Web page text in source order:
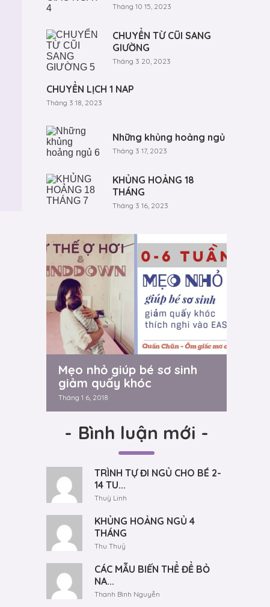
Tháng 10 15, 2023
CHUYỂN TỪ CŨI SANG
GIƯỜNG
Tháng 3 20, 2023
CHUYỂN LỊCH 1 NAP
Tháng 3 18, 2023
Những khủng hoảng ngủ
Tháng 3 17, 2023
KHỦNG HOẢNG 18
THÁNG
Tháng 3 16, 2023
Mẹo nhỏ giúp bé sơ sinh
giảm quấy khóc
Tháng 1 6, 2018
- Bình luận mới -
TRÌNH TỰ ĐI NGỦ CHO BÉ 2-
14 TU...
Thuỳ Linh
KHỦNG HOẢNG NGỦ 4
THÁNG
Thu Thuỷ
CÁC MẪU BIẾN THỂ ĐỂ BỎ
NA...
Thanh Bình Nguyễn